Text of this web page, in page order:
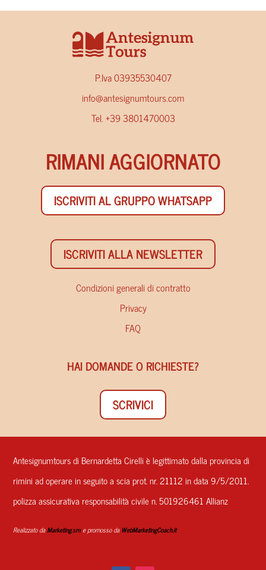
P.Iva 03935530407
info@antesignumtours.com
Tel. +39 3801470003
RIMANI AGGIORNATO
ISCRIVITI AL GRUPPO WHATSAPP
ISCRIVITI ALLA NEWSLETTER
Condizioni generali di contratto
Privacy
FAQ
HAI DOMANDE O RICHIESTE?
SCRIVICI
Antesignumtours di Bernardetta Cirelli è legittimato dalla provincia di
rimini ad operare in seguito a scia prot. nr. 21112 in data 9/5/2011.
polizza assicurativa responsabilità civile n. 501926461 Allianz
Realizzato daMarketing.sm e promosso da WebMarketingCoach.it